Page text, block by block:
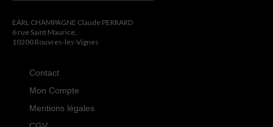
EARL CHAMPAGNE Claude PERRARD
6 rue Saint Maurice,
10200 Rouvres-les-Vignes
Contact
Mon Compte
Mentions légales